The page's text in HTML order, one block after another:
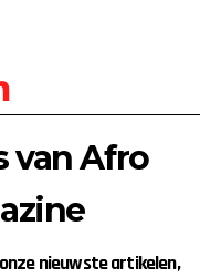
van Afro
nieuwste artikelen,